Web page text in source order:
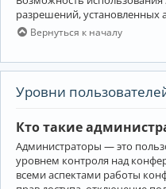
разрешений,
Вернуться к началу
Уровни
Кто такие
Администраторы — это
уровнем контроля над
всеми аспектами работы